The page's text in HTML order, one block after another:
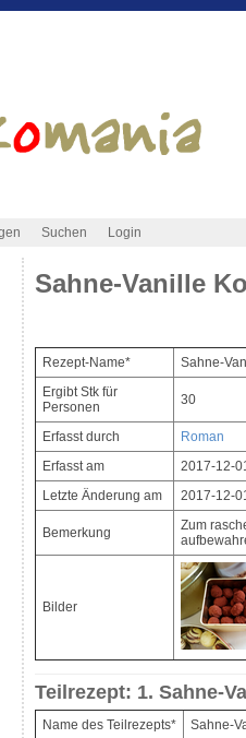
Suchen Login
Sahne-Vanille
Rezept-Name*
Sahne-
Ergibt Stk für
Personen
30
Erfasst durch
Roman
Erfasst am
2017-12-
Letzte Änderung am
2017-12-
Bemerkung
Zum
Bilder
Teilrezept: 1. Sahne-
Name des Teilrezepts*
Sahne-